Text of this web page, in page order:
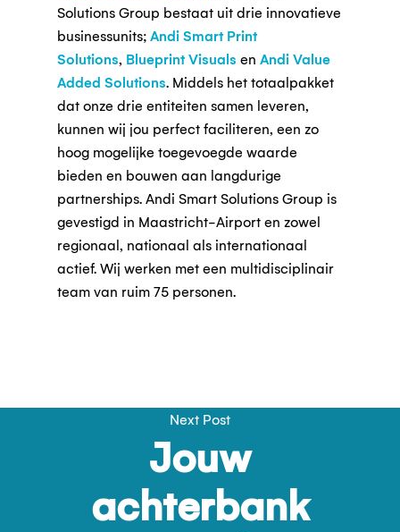
Solutions Group bestaat uit drie innovatieve
businessunits;Andi Smart Print
Solutions, Blueprint Visuals enAndi Value
Added Solutions. Middels het totaalpakket
dat onze drie entiteiten samen leveren,
kunnen wij jou perfect faciliteren, een zo
hoog mogelijke toegevoegde waarde
bieden en bouwen aan langdurige
partnerships. Andi Smart Solutions Group is
gevestigd in Maastricht-Airport en zowel
regionaal, nationaal als internationaal
actief. Wij werken met een multidisciplinair
team van ruim 75 personen.
Next Post
Jouw
achterbank